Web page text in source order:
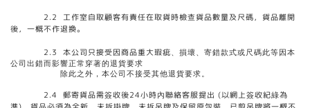
2.2 工作室自取顧客有責任在取貨時檢查貨品數量及尺碼，貨品離開
後，一概不作退換。
2.3 本公司只接受因商品重大瑕疵 、損壞、寄錯款式或尺碼此等因本
公司出錯而影響正常穿著的退貨要求
除此之外，本公司不接受其他退貨要求。
2.4 郵寄貨品需簽收後24小時內聯絡客服提出 (以網上簽收紀綠為